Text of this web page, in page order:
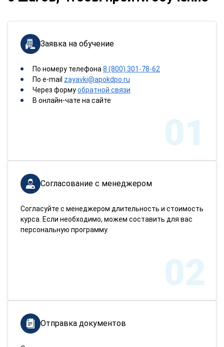
Заявка на обучение
По номеру телефона 8 (800) 301-78-62
По e-mail zayavki@apokdpo.ru
Через формуобратной связи
В онлайн-чате на сайте
01
Согласование с менеджером
Согласуйте с менеджером длительность и стоимость
курса. Если необходимо, можем составить для вас
персональную программу.
02
Отправка документов